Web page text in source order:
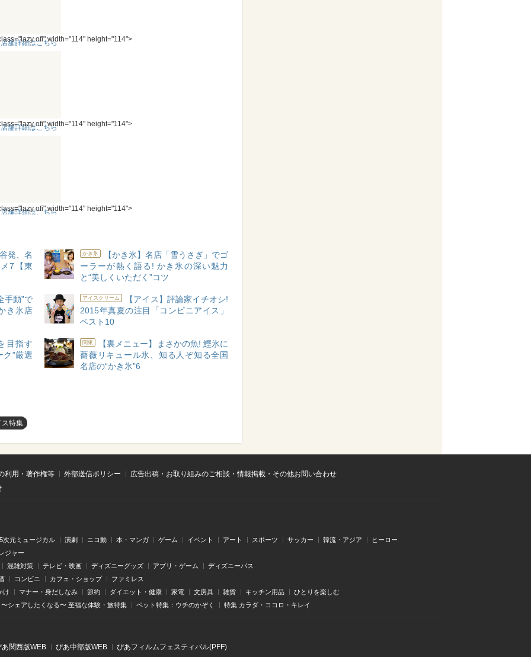
舗詳細はこちらofi" width="114" height="114">
舗詳細はこちらofi" width="114" height="114">
舗詳細はこちらofi" width="114" height="114">
発、名
7【東
かき氷
【かき氷】名店「雪うさぎ」でゴ
ーラーが熱く語る! かき氷の深い魅力
と“美しくいただく”コツ
手動”で
き氷店
アイスクリーム
【アイス】評論家イチオシ!
2015年真夏の注目「コンビニアイス」
ベスト10
目指す
”厳選
関東
【裏メニュー】まさかの魚! 鰹氷に
薔薇リキュール氷、知る人ぞ知る全国
名店の“かき氷”6
ス特集
利用・著作権等 外部送信ポリシー
広告出稿・お取り組みのご相談・情報掲載・その他お問い合わせ
次元ミュージカル 演劇 ニコ動 本・マンガ ゲーム イベント アート スポーツ サッカー 韓流・アジア
ヒーロー
ジャー
混雑対策
テレビ・映画 ディズニーグッズ アプリ・ゲーム
ディズニーパス
コンビニ カフェ・ショップ
ファミレス
け
マナー・身だしなみ 節約 ダイエット・健康 家電 文房具 雑貨 キッチン用品
ひとりを楽しむ
〜シェアしたくなる〜 至福な体験・旅特集
ペット特集：ウチのかぞく 特集 カラダ・ココロ・キレイ
あ関⻄版WEB ぴあ中部版WEB ぴあフィルムフェスティバル(PFF)